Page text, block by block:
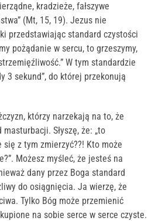
kradzieże, fałszywe
(Mt, 15, 19). Jezus nie
przedstawiając standard czystości
pożądanie w sercu, to grzeszymy,
W tym standardzie
3 sekund”, do której przekonują
którzy narzekają na to, że
Słyszę, że: „to
z tym zmierzyć??! Kto może
Możesz myśleć, że jesteś na
dany przez Boga standard
do osiągnięcia. Ja wierzę, że
Tylko Bóg może przemienić
na sobie serce w serce czyste.